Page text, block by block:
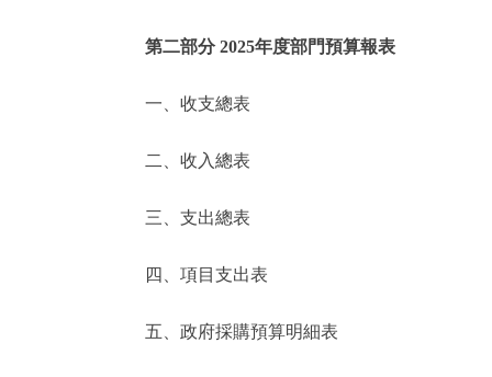
政民互動
12345網上接訴即辦
參與調查
走進北京
北京概況
綠色北京
第二部分 2025年度部門預算報表
一、收支總表
二、收入總表
三、支出總表
四、項目支出表
五、政府採購預算明細表